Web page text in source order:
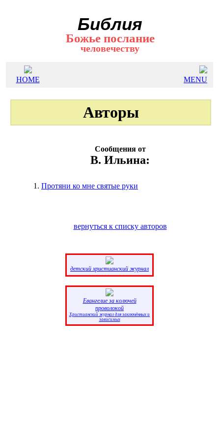
Библия
Божье послание
человечеству
HOME MENU
Авторы
Сообщения от
В. Ильина:
1. Протяни ко мне святые руки
вернуться к списку авторов
детский христианский журнал
Eвангелие за колючей
проволокой
Христианский журнал для заключённых и
зависимых